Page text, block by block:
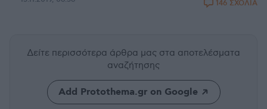
146 ΣΧΟΛΙΑ
Δείτε περισσότερα άρθρα μας στα αποτελέσματα
αναζήτησης
Add Protothema.gr on Google